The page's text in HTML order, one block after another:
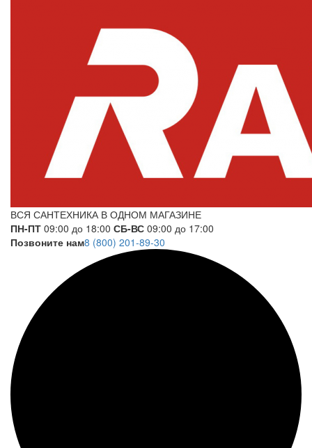
ВСЯ САНТЕХНИКА В ОДНОМ МАГАЗИНЕ
ПН-ПТ 09:00 до 18:00 СБ-ВС 09:00 до 17:00
Позвоните нам8 (800) 201-89-30